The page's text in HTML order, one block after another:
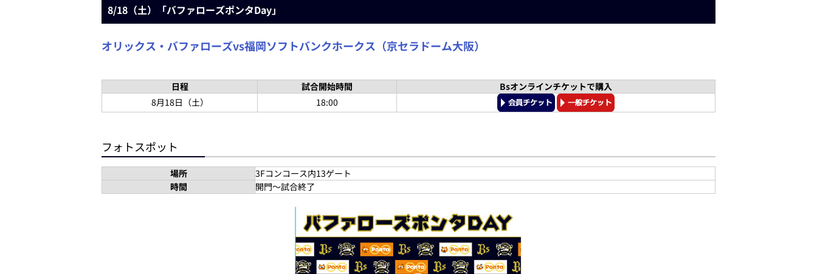
8/18（土）「バファローズポンタDay」
オリックス・バファローズvs福岡ソフトバンクホークス（京セラドーム大阪）
日程 試合開始時間
Bsオンラインチケットで購入
8月18日（土）
18:00
フォトスポット
場所
3Fコンコース内13ゲート
時間
開門～試合終了